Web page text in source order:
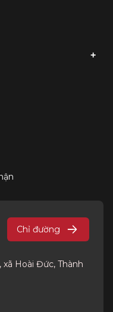
Chỉ đường
Hoài Đức, Thành